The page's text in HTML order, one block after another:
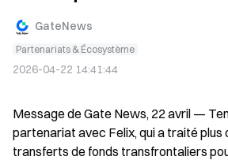
GateNews
Partenariats & Écosystème
2026-04-22 14:41:44
Message de Gate News, 22 avril —
partenariat avec Felix, qui a traité plus
transferts de fonds transfrontaliers